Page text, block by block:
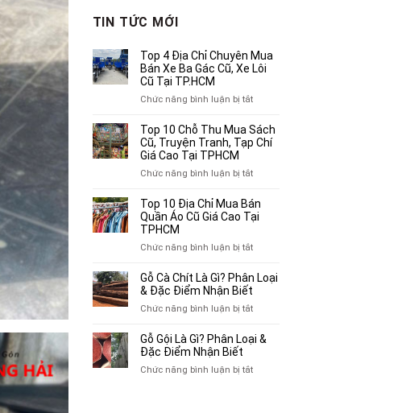
là:
3,750,000₫.
2,500,000₫.
TIN TỨC MỚI
Top 4 Địa Chỉ Chuyên Mua
Bán Xe Ba Gác Cũ, Xe Lôi
Cũ Tại TP.HCM
Chức năng bình luận bị tắtở
4
Địa
Xe
Ba
Cũ,
Lôi
Cũ
Tại
Top 10 Chỗ Thu Mua Sách
Cũ, Truyện Tranh, Tạp Chí
Giá Cao Tại TPHCM
Chức năng bình luận bị tắtở
10
Chỗ
Truyện
Tranh,
Tạp
Giá
Tại
Top 10 Địa Chỉ Mua Bán
Quần Áo Cũ Giá Cao Tại
TPHCM
Chức năng bình luận bị tắtở
10
Địa
Mua
Quần
Cũ
Gỗ Cà Chít Là Gì? Phân Loại
& Đặc Điểm Nhận Biết
Chức năng bình luận bị tắtở
Cà
Gì?
Gỗ Gội Là Gì? Phân Loại &
Đặc Điểm Nhận Biết
Chức năng bình luận bị tắtở